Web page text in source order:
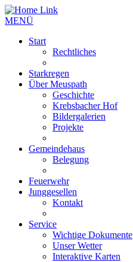
MENÜ
Start
Rechtliches
Starkregen
Über Meuspath
Geschichte
Krebsbacher Hof
Bildergalerien
Projekte
Gemeindehaus
Belegung
Feuerwehr
Junggesellen
Kontakt
Service
Wichtige Dokumente
Unser Wetter
Interaktive Karten